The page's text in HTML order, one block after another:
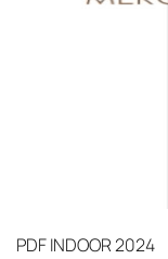
PDFINDOOR 2024